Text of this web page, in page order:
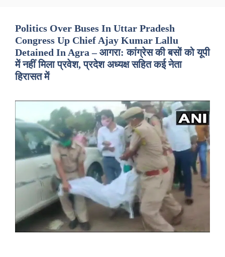
Politics Over Buses In Uttar Pradesh
Congress Up Chief Ajay Kumar Lallu
Detained In Agra – आगरा: कांग्रेस की बसों को यूपी
में नहीं मिला प्रवेश, प्रदेश अध्यक्ष सहित कई नेता
हिरासत में